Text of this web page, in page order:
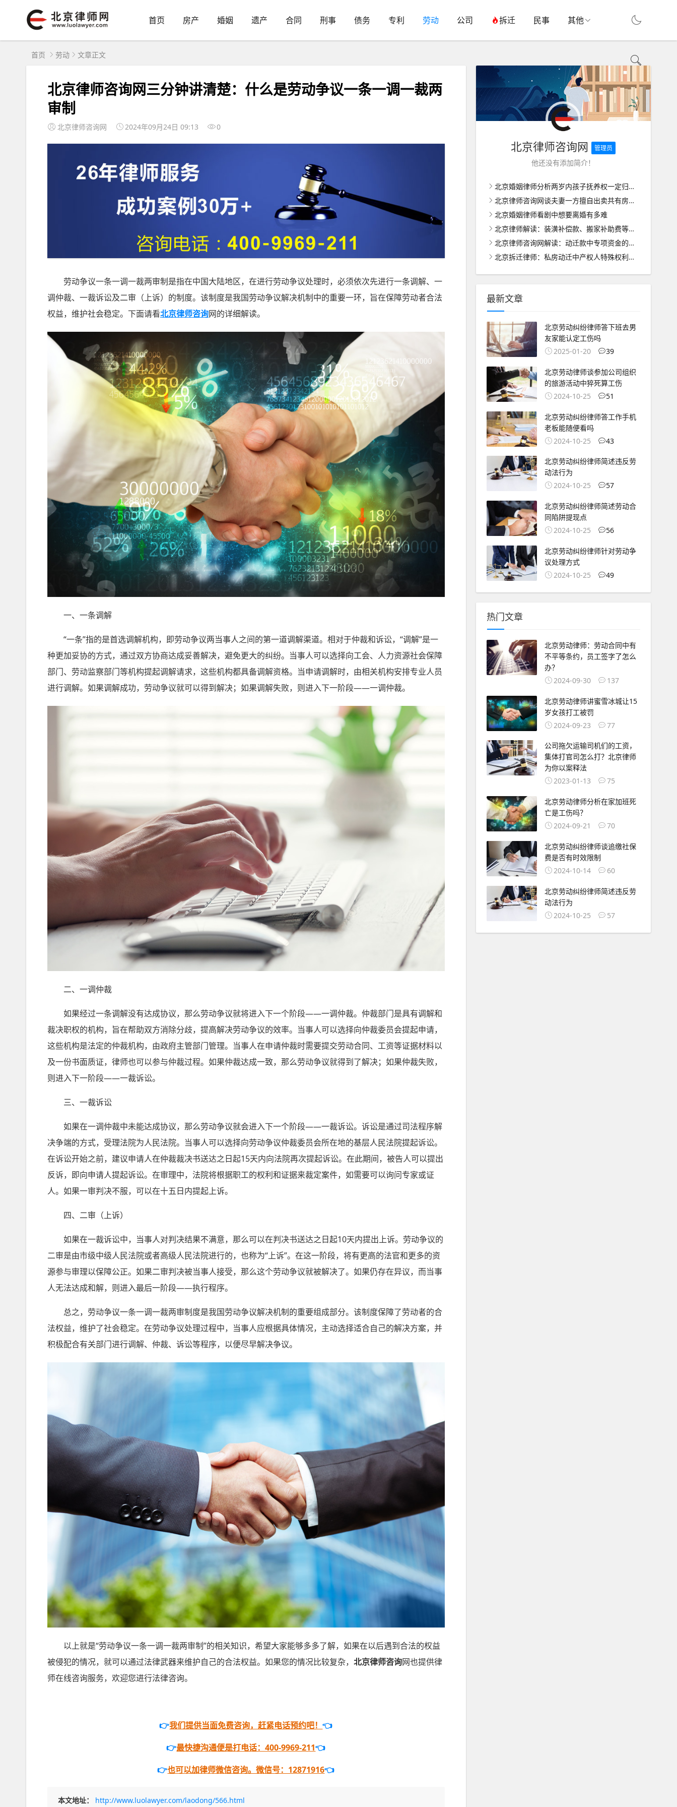
首页 房产 婚姻 遗产 合同 刑事 债务 专利 劳动 公司 拆迁 民事 其他
首页 劳动 文章正文
北京律师咨询网三分钟讲清楚：什么是劳动争议一条一调一裁两
审制
北京律师咨询网 2024年09月24日 09:13 0
劳动争议一条一调一裁两审制是指在中国大陆地区，在进行劳动争议处理时，必须依次先进行一条调解、一
调仲裁、一裁诉讼及二审（上诉）的制度。该制度是我国劳动争议解决机制中的重要一环，旨在保障劳动者合法
权益，维护社会稳定。下面请看北京律师咨询网的详细解读。
一、一条调解
“一条”指的是首选调解机构，即劳动争议两当事人之间的第一道调解渠道。相对于仲裁和诉讼，“调解”是一
种更加妥协的方式，通过双方协商达成妥善解决，避免更大的纠纷。当事人可以选择向工会、人力资源社会保障
部门、劳动监察部门等机构提起调解请求，这些机构都具备调解资格。当申请调解时，由相关机构安排专业人员
进行调解。如果调解成功，劳动争议就可以得到解决；如果调解失败，则进入下一阶段——一调仲裁。
二、一调仲裁
如果经过一条调解没有达成协议，那么劳动争议就将进入下一个阶段——一调仲裁。仲裁部门是具有调解和
裁决职权的机构，旨在帮助双方消除分歧，提高解决劳动争议的效率。当事人可以选择向仲裁委员会提起申请，
这些机构是法定的仲裁机构，由政府主管部门管理。当事人在申请仲裁时需要提交劳动合同、工资等证据材料以
及一份书面质证，律师也可以参与仲裁过程。如果仲裁达成一致，那么劳动争议就得到了解决；如果仲裁失败，
则进入下一阶段——一裁诉讼。
三、一裁诉讼
如果在一调仲裁中未能达成协议，那么劳动争议就会进入下一个阶段——一裁诉讼。诉讼是通过司法程序解
决争端的方式，受理法院为人民法院。当事人可以选择向劳动争议仲裁委员会所在地的基层人民法院提起诉讼。
在诉讼开始之前，建议申请人在仲裁裁决书送达之日起15天内向法院再次提起诉讼。在此期间，被告人可以提出
反诉，即向申请人提起诉讼。在审理中，法院将根据职工的权利和证据来裁定案件，如需要可以询问专家或证
人。如果一审判决不服，可以在十五日内提起上诉。
四、二审（上诉）
如果在一裁诉讼中，当事人对判决结果不满意，那么可以在判决书送达之日起10天内提出上诉。劳动争议的
二审是由市级中级人民法院或者高级人民法院进行的，也称为“上诉”。在这一阶段，将有更高的法官和更多的资
源参与审理以保障公正。如果二审判决被当事人接受，那么这个劳动争议就被解决了。如果仍存在异议，而当事
人无法达成和解，则进入最后一阶段——执行程序。
总之，劳动争议一条一调一裁两审制度是我国劳动争议解决机制的重要组成部分。该制度保障了劳动者的合
法权益，维护了社会稳定。在劳动争议处理过程中，当事人应根据具体情况，主动选择适合自己的解决方案，并
积极配合有关部门进行调解、仲裁、诉讼等程序，以便尽早解决争议。
以上就是“劳动争议一条一调一裁两审制”的相关知识，希望大家能够多多了解，如果在以后遇到合法的权益
被侵犯的情况，就可以通过法律武器来维护自己的合法权益。如果您的情况比较复杂， 北京律师咨询网也提供律
师在线咨询服务，欢迎您进行法律咨询。
👉我们提供当面免费咨询，赶紧电话预约吧！👈
👉最快捷沟通便是打电话：400-9969-211👈
👉也可以加律师微信咨询。微信号：12871916👈
本文地址： http://www.luolawyer.com/laodong/566.html
北京律师咨询网 管理员
他还没有添加简介！
北京婚姻律师分析两岁内孩子抚养权一定归女方吗
北京律师咨询网谈夫妻一方擅自出卖共有房屋如何维权
北京婚姻律师看剧中想要离婚有多难
北京律师解读：装潢补偿款、搬家补助费等的合理分配之道
北京律师咨询网解读：动迁款中专项资金的管理与使用之道
北京拆迁律师：私房动迁中产权人特殊权利的法律保护与处理
最新文章
北京劳动纠纷律师答下班去男
友家能认定工伤吗
2025-01-20
39
北京劳动律师谈参加公司组织
的旅游活动中猝死算工伤
2024-10-25
51
北京劳动纠纷律师答工作手机
老板能随便看吗
2024-10-25
43
北京劳动纠纷律师简述违反劳
动法行为
2024-10-25
57
北京劳动纠纷律师简述劳动合
同陷阱提现点
2024-10-25
56
北京劳动纠纷律师针对劳动争
议处理方式
2024-10-25
49
热门文章
北京劳动律师：劳动合同中有
不平等条约，员工签字了怎么
办？
2024-09-30
137
北京劳动律师讲蜜雪冰城让15
岁女孩打工被罚
2024-09-23
77
公司拖欠运输司机们的工资，
集体打官司怎么打？北京律师
为你以案释法
2023-01-13
75
北京劳动律师分析在家加班死
亡是工伤吗？
2024-09-21
70
北京劳动纠纷律师谈追缴社保
费是否有时效限制
2024-10-14
60
北京劳动纠纷律师简述违反劳
动法行为
2024-10-25
57